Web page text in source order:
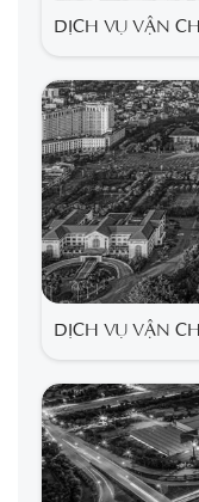
DỊCH VỤ VẬN
DỊCH VỤ VẬN